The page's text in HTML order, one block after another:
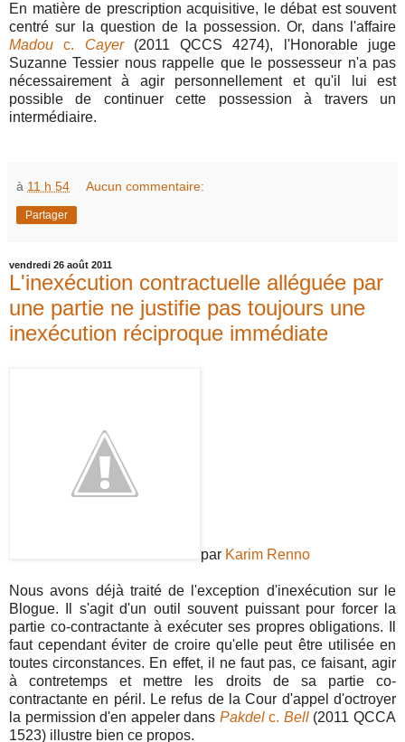
En matière de prescription acquisitive, le débat est souvent
centré sur la question de la possession. Or, dans l'affaire
Madouc. Cayer(2011 QCCS 4274), l'Honorable juge
Suzanne Tessier nous rappelle que le possesseur n'a pas
nécessairement à agir personnellement et qu'il lui est
possible de continuer cette possession à travers un
intermédiaire.
à 11 h 54 Aucun commentaire:
Partager
vendredi 26 août 2011
L'inexécution contractuelle alléguée par
une partie ne justifie pas toujours une
inexécution réciproque immédiate
par Karim Renno
Nous avons déjà traité de l'exception d'inexécution sur le
Blogue. Il s'agit d'un outil souvent puissant pour forcer la
partie co-contractante à exécuter ses propres obligations. Il
faut cependant éviter de croire qu'elle peut être utilisée en
toutes circonstances. En effet, il ne faut pas, ce faisant, agir
à contretemps et mettre les droits de sa partie co-
contractante en péril. Le refus de la Cour d'appel d'octroyer
la permission d'en appeler dans Pakdelc. Bell(2011 QCCA
1523) illustre bien ce propos.